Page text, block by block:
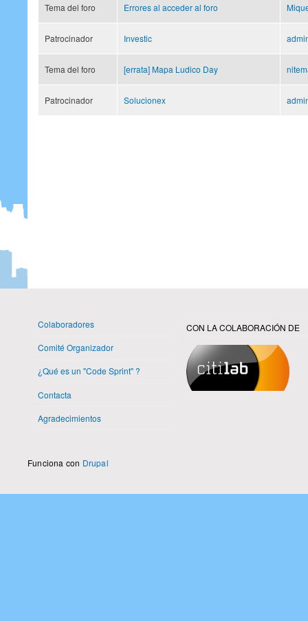
Tema del foro Errores al acceder al foro
Patrocinador Investic
Tema del foro [errata] Mapa Ludico Day
Patrocinador Solucionex
Colaboradores
Comité Organizador
¿Qué es un "Code Sprint" ?
Contacta
Agradecimientos
CON LA COLABORACIÓN DE
Funciona con Drupal